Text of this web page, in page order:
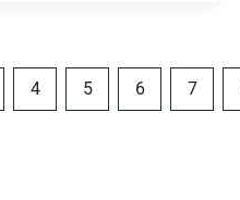
4 5 6 7